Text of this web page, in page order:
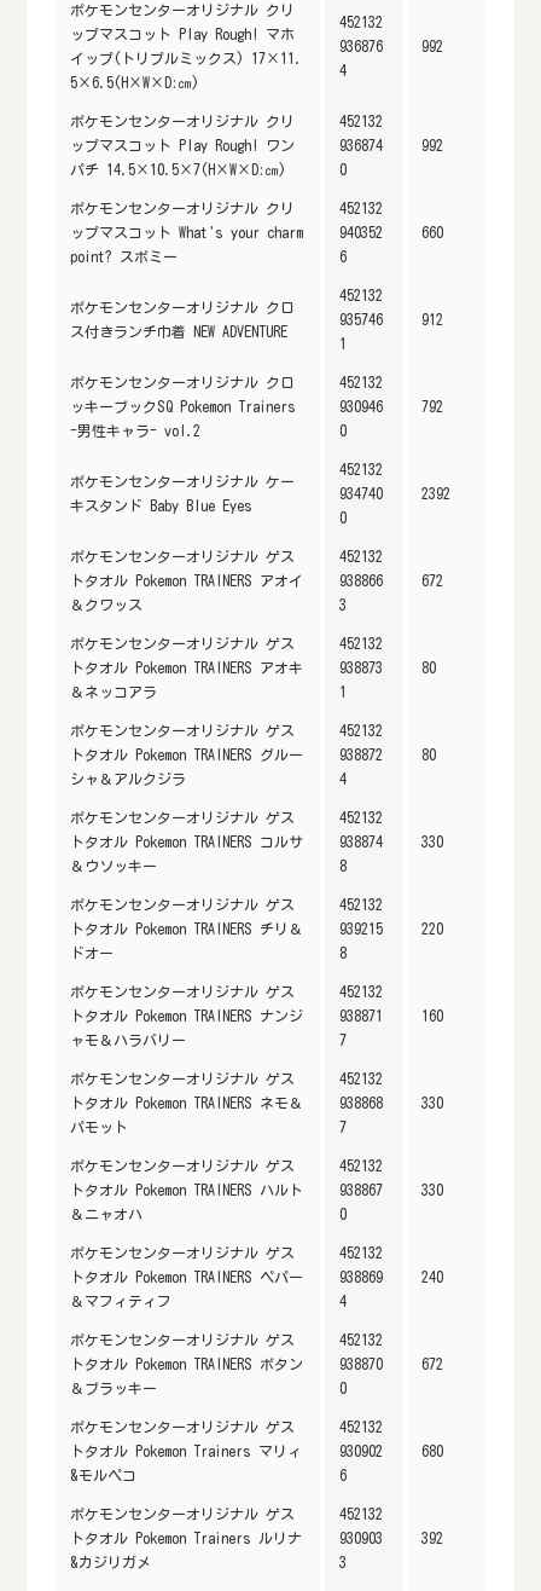
ポケモンセンターオリジナル クリ
ップマスコット Play Rough! マホ
イップ(トリプルミックス) 17×11.
5×6.5(H×W×D:㎝)
452132
936876
4
992
ポケモンセンターオリジナル クリ
ップマスコット Play Rough! ワン
パチ 14.5×10.5×7(H×W×D:㎝)
452132
936874
0
992
ポケモンセンターオリジナル クリ
ップマスコット What's your charm
point? スボミー
452132
940352
6
660
ポケモンセンターオリジナル クロ
ス付きランチ巾着 NEW ADVENTURE
452132
935746
1
912
ポケモンセンターオリジナル クロ
ッキーブックSQ Pokemon Trainers
-男性キャラ- vol.2
452132
930946
0
792
ポケモンセンターオリジナル ケー
キスタンド Baby Blue Eyes
452132
934740
0
2392
ポケモンセンターオリジナル ゲス
トタオル Pokemon TRAINERS アオイ
＆クワッス
452132
938866
3
672
ポケモンセンターオリジナル ゲス
トタオル Pokemon TRAINERS アオキ
＆ネッコアラ
452132
938873
1
80
ポケモンセンターオリジナル ゲス
トタオル Pokemon TRAINERS グルー
シャ＆アルクジラ
452132
938872
4
80
ポケモンセンターオリジナル ゲス
トタオル Pokemon TRAINERS コルサ
＆ウソッキー
452132
938874
8
330
ポケモンセンターオリジナル ゲス
トタオル Pokemon TRAINERS チリ＆
ドオー
452132
939215
8
220
ポケモンセンターオリジナル ゲス
トタオル Pokemon TRAINERS ナンジ
ャモ＆ハラバリー
452132
938871
7
160
ポケモンセンターオリジナル ゲス
トタオル Pokemon TRAINERS ネモ＆
パモット
452132
938868
7
330
ポケモンセンターオリジナル ゲス
トタオル Pokemon TRAINERS ハルト
＆ニャオハ
452132
938867
0
330
ポケモンセンターオリジナル ゲス
トタオル Pokemon TRAINERS ペパー
＆マフィティフ
452132
938869
4
240
ポケモンセンターオリジナル ゲス
トタオル Pokemon TRAINERS ボタン
＆ブラッキー
452132
938870
0
672
ポケモンセンターオリジナル ゲス
トタオル Pokemon Trainers マリィ
&モルペコ
452132
930902
6
680
ポケモンセンターオリジナル ゲス
トタオル Pokemon Trainers ルリナ
&カジリガメ
452132
930903
3
392